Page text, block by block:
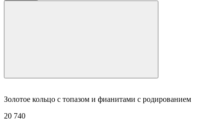
Золотое кольцо с топазом и фианитами с родированием
20 740